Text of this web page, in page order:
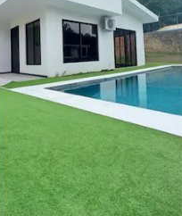
5つ星中4.99つ星の平均評価